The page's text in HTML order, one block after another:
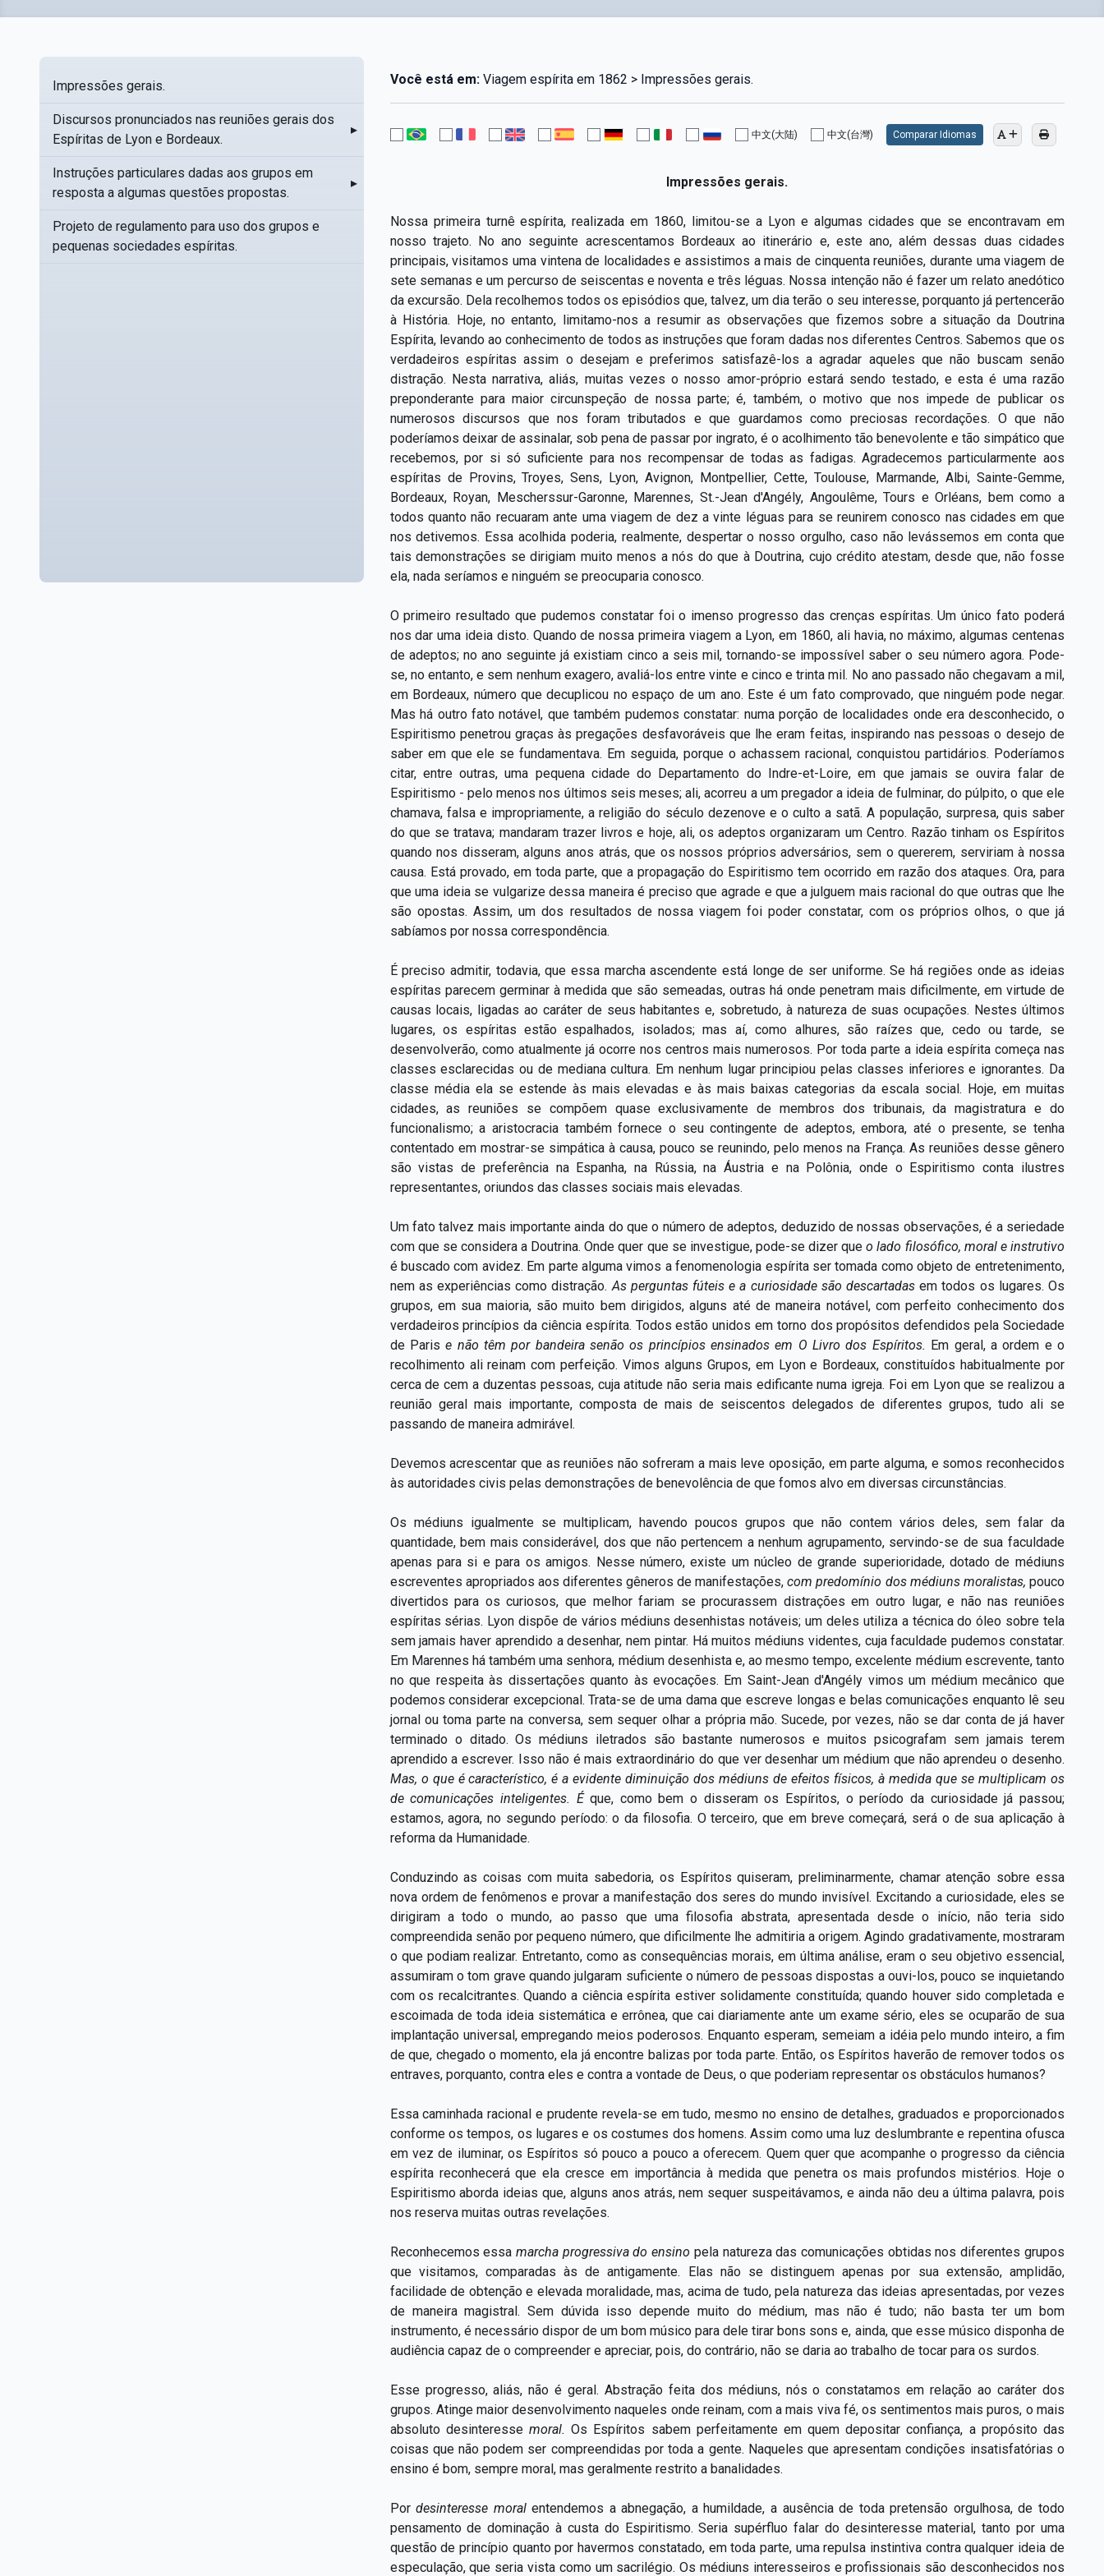
Impressões gerais.
Discursos pronunciados nas reuniões gerais dos
Espíritas de Lyon e Bordeaux.
▸
Instruções particulares dadas aos grupos em
resposta a algumas questões propostas.
▸
Projeto de regulamento para uso dos grupos e
pequenas sociedades espíritas.
Você está em:Viagem espírita em 1862 > Impressões gerais.
中文(大陆) 中文(台灣) Comparar Idiomas
Impressões gerais.
Nossa primeira turnê espírita, realizada em 1860, limitou-se a Lyon e algumas cidades que se encontravam em
nosso trajeto. No ano seguinte acrescentamos Bordeaux ao itinerário e, este ano, além dessas duas cidades
principais, visitamos uma vintena de localidades e assistimos a mais de cinquenta reuniões, durante uma viagem de
sete semanas e um percurso de seiscentas e noventa e três léguas. Nossa intenção não é fazer um relato anedótico
da excursão. Dela recolhemos todos os episódios que, talvez, um dia terão o seu interesse, porquanto já pertencerão
à História. Hoje, no entanto, limitamo-nos a resumir as observações que fizemos sobre a situação da Doutrina
Espírita, levando ao conhecimento de todos as instruções que foram dadas nos diferentes Centros. Sabemos que os
verdadeiros espíritas assim o desejam e preferimos satisfazê-los a agradar aqueles que não buscam senão
distração. Nesta narrativa, aliás, muitas vezes o nosso amor-próprio estará sendo testado, e esta é uma razão
preponderante para maior circunspeção de nossa parte; é, também, o motivo que nos impede de publicar os
numerosos discursos que nos foram tributados e que guardamos como preciosas recordações. O que não
poderíamos deixar de assinalar, sob pena de passar por ingrato, é o acolhimento tão benevolente e tão simpático que
recebemos, por si só suficiente para nos recompensar de todas as fadigas. Agradecemos particularmente aos
espíritas de Provins, Troyes, Sens, Lyon, Avignon, Montpellier, Cette, Toulouse, Marmande, Albi, Sainte-Gemme,
Bordeaux, Royan, Mescherssur-Garonne, Marennes, St.-Jean d'Angély, Angoulême, Tours e Orléans, bem como a
todos quanto não recuaram ante uma viagem de dez a vinte léguas para se reunirem conosco nas cidades em que
nos detivemos. Essa acolhida poderia, realmente, despertar o nosso orgulho, caso não levássemos em conta que
tais demonstrações se dirigiam muito menos a nós do que à Doutrina, cujo crédito atestam, desde que, não fosse
ela, nada seríamos e ninguém se preocuparia conosco.
O primeiro resultado que pudemos constatar foi o imenso progresso das crenças espíritas. Um único fato poderá
nos dar uma ideia disto. Quando de nossa primeira viagem a Lyon, em 1860, ali havia, no máximo, algumas centenas
de adeptos; no ano seguinte já existiam cinco a seis mil, tornando-se impossível saber o seu número agora. Pode-
se, no entanto, e sem nenhum exagero, avaliá-los entre vinte e cinco e trinta mil. No ano passado não chegavam a mil,
em Bordeaux, número que decuplicou no espaço de um ano. Este é um fato comprovado, que ninguém pode negar.
Mas há outro fato notável, que também pudemos constatar: numa porção de localidades onde era desconhecido, o
Espiritismo penetrou graças às pregações desfavoráveis que lhe eram feitas, inspirando nas pessoas o desejo de
saber em que ele se fundamentava. Em seguida, porque o achassem racional, conquistou partidários. Poderíamos
citar, entre outras, uma pequena cidade do Departamento do Indre-et-Loire, em que jamais se ouvira falar de
Espiritismo - pelo menos nos últimos seis meses; ali, acorreu a um pregador a ideia de fulminar, do púlpito, o que ele
chamava, falsa e impropriamente, a religião do século dezenove e o culto a satã. A população, surpresa, quis saber
do que se tratava; mandaram trazer livros e hoje, ali, os adeptos organizaram um Centro. Razão tinham os Espíritos
quando nos disseram, alguns anos atrás, que os nossos próprios adversários, sem o quererem, serviriam à nossa
causa. Está provado, em toda parte, que a propagação do Espiritismo tem ocorrido em razão dos ataques. Ora, para
que uma ideia se vulgarize dessa maneira é preciso que agrade e que a julguem mais racional do que outras que lhe
são opostas. Assim, um dos resultados de nossa viagem foi poder constatar, com os próprios olhos, o que já
sabíamos por nossa correspondência.
É preciso admitir, todavia, que essa marcha ascendente está longe de ser uniforme. Se há regiões onde as ideias
espíritas parecem germinar à medida que são semeadas, outras há onde penetram mais dificilmente, em virtude de
causas locais, ligadas ao caráter de seus habitantes e, sobretudo, à natureza de suas ocupações. Nestes últimos
lugares, os espíritas estão espalhados, isolados; mas aí, como alhures, são raízes que, cedo ou tarde, se
desenvolverão, como atualmente já ocorre nos centros mais numerosos. Por toda parte a ideia espírita começa nas
classes esclarecidas ou de mediana cultura. Em nenhum lugar principiou pelas classes inferiores e ignorantes. Da
classe média ela se estende às mais elevadas e às mais baixas categorias da escala social. Hoje, em muitas
cidades, as reuniões se compõem quase exclusivamente de membros dos tribunais, da magistratura e do
funcionalismo; a aristocracia também fornece o seu contingente de adeptos, embora, até o presente, se tenha
contentado em mostrar-se simpática à causa, pouco se reunindo, pelo menos na França. As reuniões desse gênero
são vistas de preferência na Espanha, na Rússia, na Áustria e na Polônia, onde o Espiritismo conta ilustres
representantes, oriundos das classes sociais mais elevadas.
Um fato talvez mais importante ainda do que o número de adeptos, deduzido de nossas observações, é a seriedade
com que se considera a Doutrina. Onde quer que se investigue, pode-se dizer queo lado filosófico, moral e instrutivo
é buscado com avidez. Em parte alguma vimos a fenomenologia espírita ser tomada como objeto de entretenimento,
nem as experiências como distração.As perguntas fúteis e a curiosidade são descartadasem todos os lugares. Os
grupos, em sua maioria, são muito bem dirigidos, alguns até de maneira notável, com perfeito conhecimento dos
verdadeiros princípios da ciência espírita. Todos estão unidos em torno dos propósitos defendidos pela Sociedade
de Parise não têm por bandeira senão os princípios ensinados em O Livro dos Espíritos. Em geral, a ordem e o
recolhimento ali reinam com perfeição. Vimos alguns Grupos, em Lyon e Bordeaux, constituídos habitualmente por
cerca de cem a duzentas pessoas, cuja atitude não seria mais edificante numa igreja. Foi em Lyon que se realizou a
reunião geral mais importante, composta de mais de seiscentos delegados de diferentes grupos, tudo ali se
passando de maneira admirável.
Devemos acrescentar que as reuniões não sofreram a mais leve oposição, em parte alguma, e somos reconhecidos
às autoridades civis pelas demonstrações de benevolência de que fomos alvo em diversas circunstâncias.
Os médiuns igualmente se multiplicam, havendo poucos grupos que não contem vários deles, sem falar da
quantidade, bem mais considerável, dos que não pertencem a nenhum agrupamento, servindo-se de sua faculdade
apenas para si e para os amigos. Nesse número, existe um núcleo de grande superioridade, dotado de médiuns
escreventes apropriados aos diferentes gêneros de manifestações,com predomínio dos médiuns moralistas, pouco
divertidos para os curiosos, que melhor fariam se procurassem distrações em outro lugar, e não nas reuniões
espíritas sérias. Lyon dispõe de vários médiuns desenhistas notáveis; um deles utiliza a técnica do óleo sobre tela
sem jamais haver aprendido a desenhar, nem pintar. Há muitos médiuns videntes, cuja faculdade pudemos constatar.
Em Marennes há também uma senhora, médium desenhista e, ao mesmo tempo, excelente médium escrevente, tanto
no que respeita às dissertações quanto às evocações. Em Saint-Jean d'Angély vimos um médium mecânico que
podemos considerar excepcional. Trata-se de uma dama que escreve longas e belas comunicações enquanto lê seu
jornal ou toma parte na conversa, sem sequer olhar a própria mão. Sucede, por vezes, não se dar conta de já haver
terminado o ditado. Os médiuns iletrados são bastante numerosos e muitos psicografam sem jamais terem
aprendido a escrever. Isso não é mais extraordinário do que ver desenhar um médium que não aprendeu o desenho.
Mas, o que é característico, é a evidente diminuição dos médiuns de efeitos físicos, à medida que se multiplicam os
de comunicações inteligentes. Éque, como bem o disseram os Espíritos, o período da curiosidade já passou;
estamos, agora, no segundo período: o da filosofia. O terceiro, que em breve começará, será o de sua aplicação à
reforma da Humanidade.
Conduzindo as coisas com muita sabedoria, os Espíritos quiseram, preliminarmente, chamar atenção sobre essa
nova ordem de fenômenos e provar a manifestação dos seres do mundo invisível. Excitando a curiosidade, eles se
dirigiram a todo o mundo, ao passo que uma filosofia abstrata, apresentada desde o início, não teria sido
compreendida senão por pequeno número, que dificilmente lhe admitiria a origem. Agindo gradativamente, mostraram
o que podiam realizar. Entretanto, como as consequências morais, em última análise, eram o seu objetivo essencial,
assumiram o tom grave quando julgaram suficiente o número de pessoas dispostas a ouvi-los, pouco se inquietando
com os recalcitrantes. Quando a ciência espírita estiver solidamente constituída; quando houver sido completada e
escoimada de toda ideia sistemática e errônea, que cai diariamente ante um exame sério, eles se ocuparão de sua
implantação universal, empregando meios poderosos. Enquanto esperam, semeiam a idéia pelo mundo inteiro, a fim
de que, chegado o momento, ela já encontre balizas por toda parte. Então, os Espíritos haverão de remover todos os
entraves, porquanto, contra eles e contra a vontade de Deus, o que poderiam representar os obstáculos humanos?
Essa caminhada racional e prudente revela-se em tudo, mesmo no ensino de detalhes, graduados e proporcionados
conforme os tempos, os lugares e os costumes dos homens. Assim como uma luz deslumbrante e repentina ofusca
em vez de iluminar, os Espíritos só pouco a pouco a oferecem. Quem quer que acompanhe o progresso da ciência
espírita reconhecerá que ela cresce em importância à medida que penetra os mais profundos mistérios. Hoje o
Espiritismo aborda ideias que, alguns anos atrás, nem sequer suspeitávamos, e ainda não deu a última palavra, pois
nos reserva muitas outras revelações.
Reconhecemos essamarcha progressiva do ensino pela natureza das comunicações obtidas nos diferentes grupos
que visitamos, comparadas às de antigamente. Elas não se distinguem apenas por sua extensão, amplidão,
facilidade de obtenção e elevada moralidade, mas, acima de tudo, pela natureza das ideias apresentadas, por vezes
de maneira magistral. Sem dúvida isso depende muito do médium, mas não é tudo; não basta ter um bom
instrumento, é necessário dispor de um bom músico para dele tirar bons sons e, ainda, que esse músico disponha de
audiência capaz de o compreender e apreciar, pois, do contrário, não se daria ao trabalho de tocar para os surdos.
Esse progresso, aliás, não é geral. Abstração feita dos médiuns, nós o constatamos em relação ao caráter dos
grupos. Atinge maior desenvolvimento naqueles onde reinam, com a mais viva fé, os sentimentos mais puros, o mais
absoluto desinteresse moral.Os Espíritos sabem perfeitamente em quem depositar confiança, a propósito das
coisas que não podem ser compreendidas por toda a gente. Naqueles que apresentam condições insatisfatórias o
ensino é bom, sempre moral, mas geralmente restrito a banalidades.
Pordesinteresse moralentendemos a abnegação, a humildade, a ausência de toda pretensão orgulhosa, de todo
pensamento de dominação à custa do Espiritismo. Seria supérfluo falar do desinteresse material, tanto por uma
questão de princípio quanto por havermos constatado, em toda parte, uma repulsa instintiva contra qualquer ideia de
especulação, que seria vista como um sacrilégio. Os médiuns interesseiros e profissionais são desconhecidos nos